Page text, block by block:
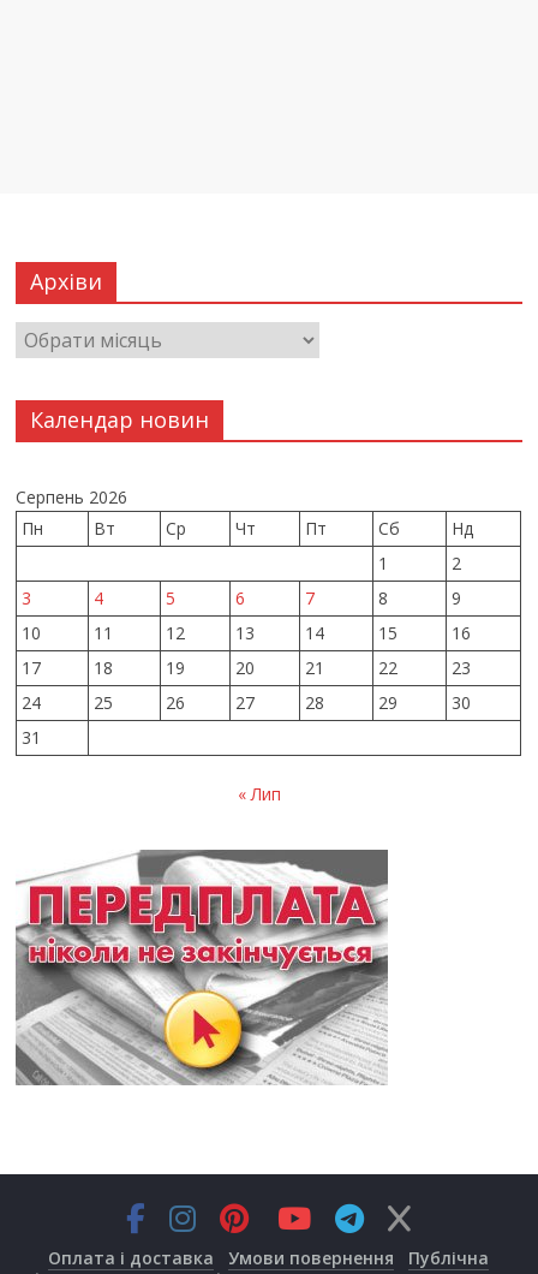
Архіви
Календар новин
Серпень 2026
Пн
Вт Ср Чт Пт Сб
Нд
1
2
3
4 5 6 7 8
9
10
11 12 13 14 15
16
17
18 19 20 21 22
23
24
25 26 27 28 29
30
31
« Лип
Оплата і доставка Умови повернення
Публічна